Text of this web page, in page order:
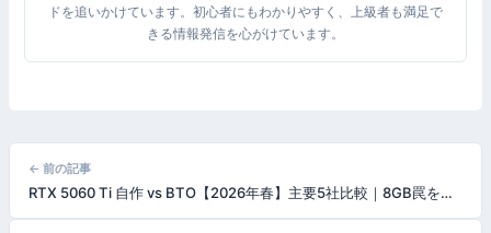
ドを追いかけています。初心者にもわかりやすく、上級者も満足で
きる情報発信を心がけています。
投
稿
← 前の記事
RTX 5060 Ti 自作 vs BTO【2026年春】主要5社比較｜8GB罠を回避して16GB版を正しく選ぶガイド